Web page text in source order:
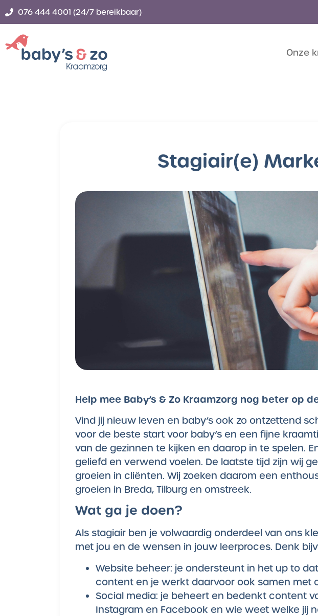
076 444 4001 (24/7 bereikbaar)
Onze
Stagiair(e)
Help mee Baby’s & Zo Kraamzorg nog beter op
Vind jij nieuw leven en baby’s ook zo ontzettend
voor de beste start voor baby’s en een fijne
van de gezinnen te kijken en daarop in te spelen.
geliefd en verwend voelen. De laatste tijd zijn wij
groeien in cliënten. Wij zoeken daarom een
groeien in Breda, Tilburg en omstreek.
Wat ga je doen?
Als stagiair ben je volwaardig onderdeel van ons
met jou en de wensen in jouw leerproces. Denk
Website beheer: je ondersteunt in het up to
content en je werkt daarvoor ook samen met
Social media: je beheert en bedenkt content
Instagram en Facebook en wie weet welke jij